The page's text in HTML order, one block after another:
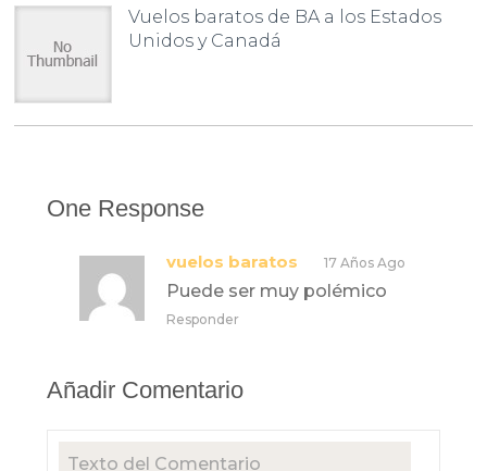
Vuelos baratos de BA a los Estados
Unidos y Canadá
One Response
vuelos baratos 17 Años Ago
Puede ser muy polémico
Responder
Añadir Comentario